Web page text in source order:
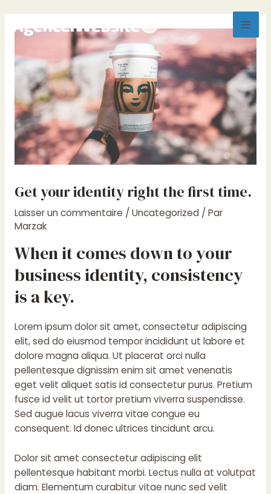
contenu
Get your identity right the first time.
Laisser un commentaire / Uncategorized/ Par
Marzak
When it comes down to your
business identity, consistency
is a key.
Lorem ipsum dolor sit amet, consectetur adipiscing
elit, sed do eiusmod tempor incididunt ut labore et
dolore magna aliqua. Ut placerat orci nulla
pellentesque dignissim enim sit amet venenatis
eget velit aliquet satis id consectetur purus. Pretium
fusce id velit ut tortor pretium viverra suspendisse.
Sed augue lacus viverra vitae congue eu
consequent. Id donec ultrices tincidunt arcu.
Dolor sit amet consectetur adipiscing elit
pellentesque habitant morbi. Lectus nulla at volutpat
diam. Elementum curabitur vitae nunc sed velit